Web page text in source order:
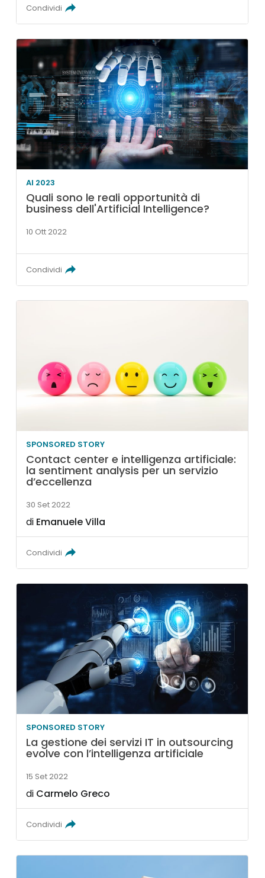
Condividi
AI 2023
Quali sono le reali opportunità di
business dell'Artificial Intelligence?
10 Ott 2022
Condividi
SPONSORED STORY
Contact center e intelligenza artificiale:
la sentiment analysis per un servizio
d’eccellenza
30 Set 2022
di Emanuele Villa
Condividi
SPONSORED STORY
La gestione dei servizi IT in outsourcing
evolve con l’intelligenza artificiale
15 Set 2022
di Carmelo Greco
Condividi